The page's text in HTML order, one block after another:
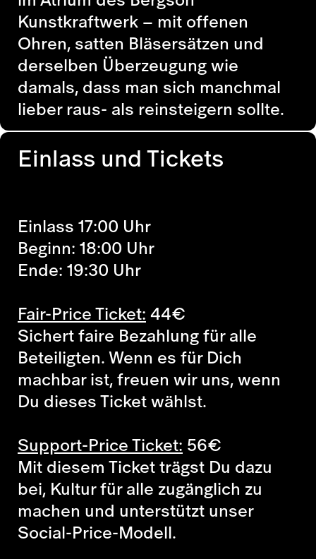
Kunstkraftwerk – mit offenen
Ohren, satten Bläsersätzen und
derselben Überzeugung wie
damals, dass man sich manchmal
lieber raus- als reinsteigern sollte.
Einlass und Tickets
Einlass 17:00 Uhr
Beginn: 18:00 Uhr
Ende: 19:30 Uhr
Fair-Price Ticket:44€
Sichert faire Bezahlung für alle
Beteiligten. Wenn es für Dich
machbar ist, freuen wir uns, wenn
Du dieses Ticket wählst.
Support-Price Ticket: 56€
Mit diesem Ticket trägst Du dazu
bei, Kultur für alle zugänglich zu
machen und unterstützt unser
Social-Price-Modell.